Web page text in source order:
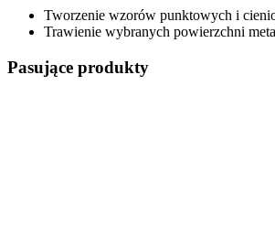
Tworzenie wzorów punktowych i
Trawienie wybranych powierzchni
Pasujące produkty